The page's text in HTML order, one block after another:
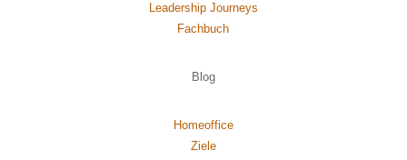
Leadership Journeys
Fachbuch
Blog
Homeoffice
Ziele